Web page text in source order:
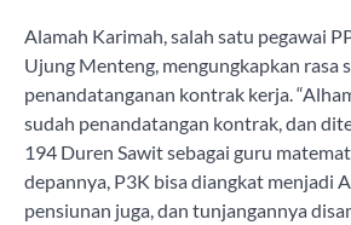
Alamah Karimah, salah satu pegawai
Ujung Menteng, mengungkapkan rasa
penandatanganan kontrak kerja.
sudah penandatangan kontrak, dan
194 Duren Sawit sebagai guru
depannya, P3K bisa diangkat menjadi
pensiunan juga, dan tunjangannya